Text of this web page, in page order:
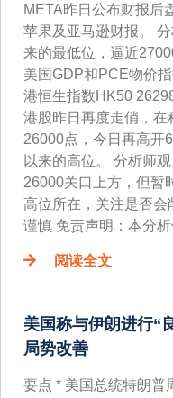
META昨日公布财报后
苹果及亚马逊财报。
来的最低位，逼近
美国GDP和PCE物价
港恒生指数HK50
港股昨日再度走俏，
26000点，今日再高开
以来的高位。 分析师
26000关口上方，但暂
高位所在，关注是否会
谨慎 免责声明：本分
阅读全文
美国称与伊朗进行“
局势改善
要点 * 美国总统特朗普